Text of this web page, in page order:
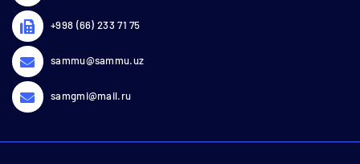
+998 (66) 233 71 75
sammu@sammu.uz
samgmi@mail.ru